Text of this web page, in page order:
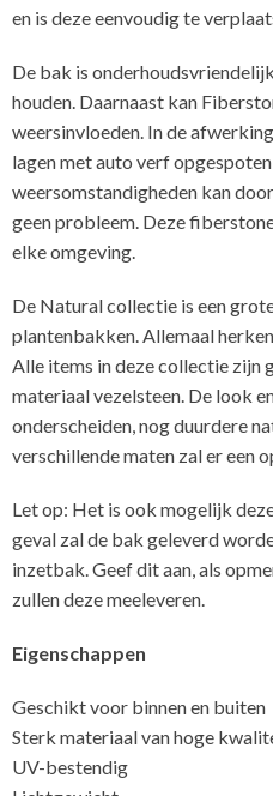
en is deze eenvoudig te
De bak is
houden. Daarnaast kan
weersinvloeden. In de
lagen met auto verf
weersomstandigheden kan
geen probleem. Deze
elke omgeving.
De Natural collectie is een
plantenbakken. Allemaal
Alle items in deze collectie zijn
materiaal vezelsteen. De look
onderscheiden, nog duurdere
verschillende maten zal er een
Let op: Het is ook mogelijk
geval zal de bak geleverd
inzetbak. Geef dit aan, als
zullen deze meeleveren.
Eigenschappen
Geschikt voor binnen en buiten
Sterk materiaal van hoge
UV-bestendig